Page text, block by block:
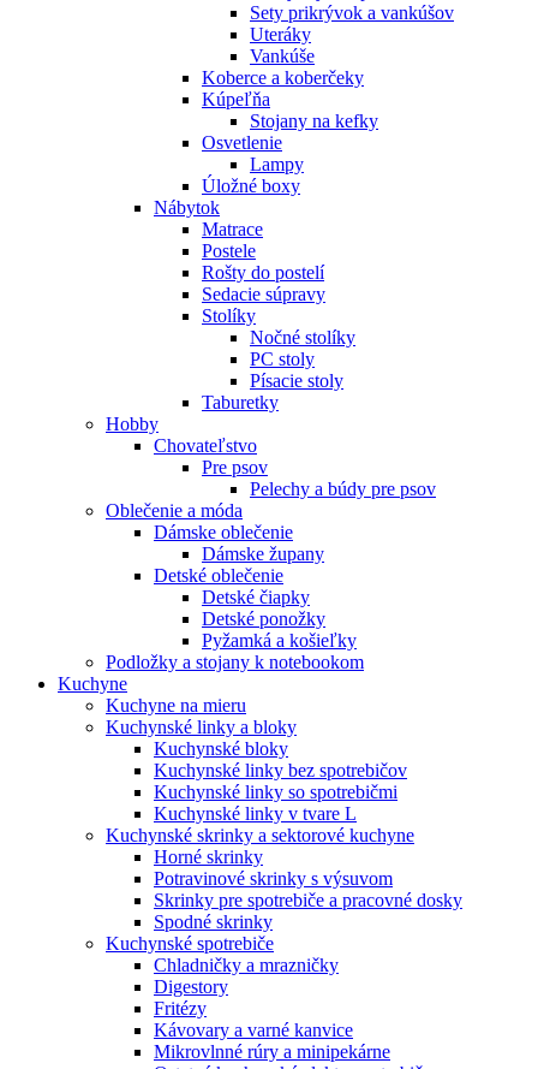
Sety prikrývok a vankúšov
Uteráky
Vankúše
Koberce a koberčeky
Kúpeľňa
Stojany na kefky
Osvetlenie
Lampy
Úložné boxy
Nábytok
Matrace
Postele
Rošty do postelí
Sedacie súpravy
Stolíky
Nočné stolíky
PC stoly
Písacie stoly
Taburetky
Hobby
Chovateľstvo
Pre psov
Pelechy a búdy pre psov
Oblečenie a móda
Dámske oblečenie
Dámske župany
Detské oblečenie
Detské čiapky
Detské ponožky
Pyžamká a košieľky
Podložky a stojany k notebookom
Kuchyne
Kuchyne na mieru
Kuchynské linky a bloky
Kuchynské bloky
Kuchynské linky bez spotrebičov
Kuchynské linky so spotrebičmi
Kuchynské linky v tvare L
Kuchynské skrinky a sektorové kuchyne
Horné skrinky
Potravinové skrinky s výsuvom
Skrinky pre spotrebiče a pracovné dosky
Spodné skrinky
Kuchynské spotrebiče
Chladničky a mrazničky
Digestory
Fritézy
Kávovary a varné kanvice
Mikrovlnné rúry a minipekárne